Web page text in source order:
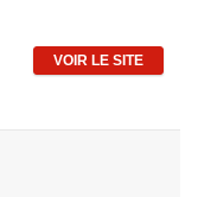
VOIR LE SITE